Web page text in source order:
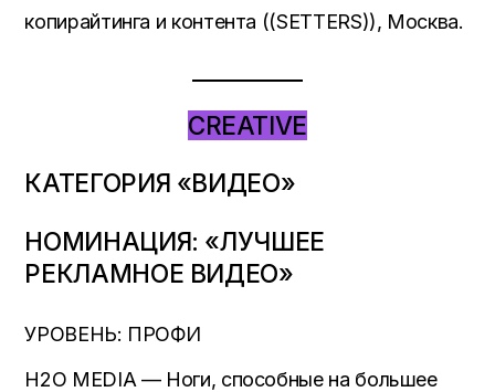
копирайтинга и контента ((SETTERS)), Москва.
CREATIVE
КАТЕГОРИЯ «ВИДЕО»
НОМИНАЦИЯ: «ЛУЧШЕЕ
РЕКЛАМНОЕ ВИДЕО»
УРОВЕНЬ: ПРОФИ
H2O MEDIA — Ноги, способные на большее